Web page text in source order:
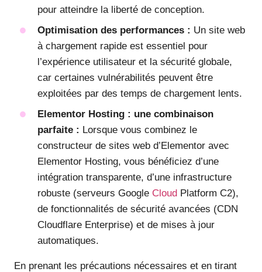
pour atteindre la liberté de conception.
Optimisation des performances : Un site web
à chargement rapide est essentiel pour
l’expérience utilisateur et la sécurité globale,
car certaines vulnérabilités peuvent être
exploitées par des temps de chargement lents.
Elementor Hosting : une combinaison
parfaite : Lorsque vous combinez le
constructeur de sites web d’Elementor avec
Elementor Hosting, vous bénéficiez d’une
intégration transparente, d’une infrastructure
robuste (serveurs Google Cloud Platform C2),
de fonctionnalités de sécurité avancées (CDN
Cloudflare Enterprise) et de mises à jour
automatiques.
En prenant les précautions nécessaires et en tirant